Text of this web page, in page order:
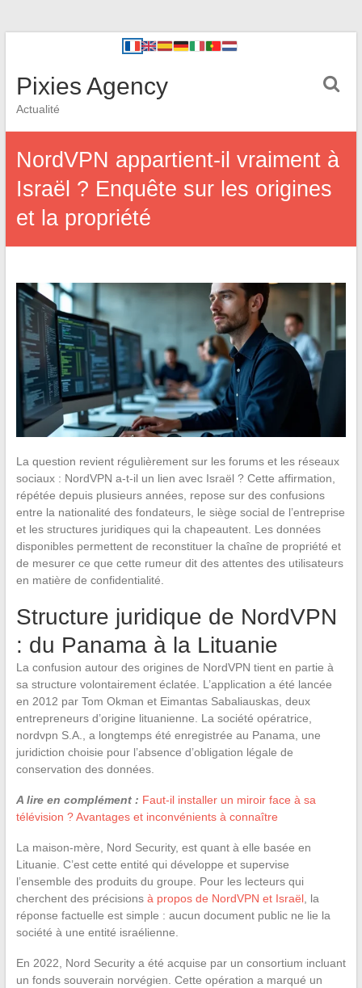
Pixies Agency
Actualité
NordVPN appartient-il vraiment à
Israël ? Enquête sur les origines
et la propriété
La question revient régulièrement sur les forums et les réseaux
sociaux : NordVPN a-t-il un lien avec Israël ? Cette affirmation,
répétée depuis plusieurs années, repose sur des confusions
entre la nationalité des fondateurs, le siège social de l’entreprise
et les structures juridiques qui la chapeautent. Les données
disponibles permettent de reconstituer la chaîne de propriété et
de mesurer ce que cette rumeur dit des attentes des utilisateurs
en matière de confidentialité.
Structure juridique de NordVPN
: du Panama à la Lituanie
La confusion autour des origines de NordVPN tient en partie à
sa structure volontairement éclatée. L’application a été lancée
en 2012 par Tom Okman et Eimantas Sabaliauskas, deux
entrepreneurs d’origine lituanienne. La société opératrice,
nordvpn S.A., a longtemps été enregistrée au Panama, une
juridiction choisie pour l’absence d’obligation légale de
conservation des données.
A lire en complément : Faut-il installer un miroir face à sa
télévision ? Avantages et inconvénients à connaître
La maison-mère, Nord Security, est quant à elle basée en
Lituanie. C’est cette entité qui développe et supervise
l’ensemble des produits du groupe. Pour les lecteurs qui
cherchent des précisions à propos de NordVPN et Israël, la
réponse factuelle est simple : aucun document public ne lie la
société à une entité israélienne.
En 2022, Nord Security a été acquise par un consortium incluant
un fonds souverain norvégien. Cette opération a marqué un